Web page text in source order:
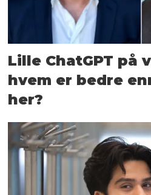
Lille ChatGPT på
hvem er bedre
her?